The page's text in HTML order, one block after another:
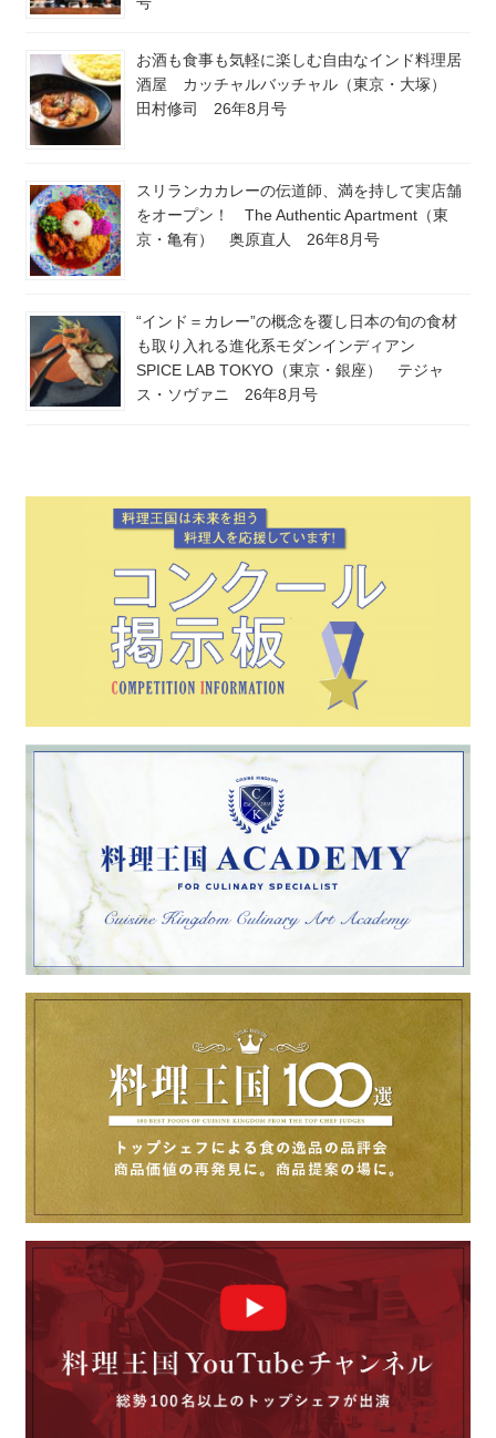
お酒も食事も気軽に楽しむ自由なインド料理居
酒屋 カッチャルバッチャル（東京・大塚）
田村修司 26年8月号
スリランカカレーの伝道師、満を持して実店舗
をオープン！ The Authentic Apartment（東
京・亀有） 奥原直人 26年8月号
“インド＝カレー”の概念を覆し日本の旬の食材
も取り入れる進化系モダンインディアン
SPICE LAB TOKYO（東京・銀座） テジャ
ス・ソヴァニ 26年8月号